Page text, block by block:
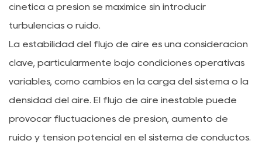
cinética a presión se maximice sin introducir
turbulencias o ruido.
La estabilidad del flujo de aire es una consideración
clave, particularmente bajo condiciones operativas
variables, como cambios en la carga del sistema o la
densidad del aire. El flujo de aire inestable puede
provocar fluctuaciones de presión, aumento de
ruido y tensión potencial en el sistema de conductos.